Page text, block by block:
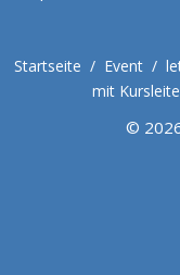
Startseite / Event/
mit
©